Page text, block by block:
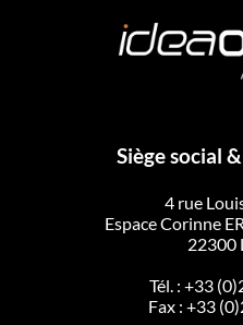
Siège social
4 rue
Espace Corinne
22300
Tél. : +33
Fax : +33